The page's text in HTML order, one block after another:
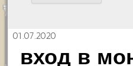
01.07.2020
вход в